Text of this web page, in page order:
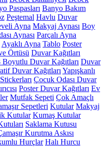
Paspasları Banyo Bakım
Peştemal Havlu Duvar
Ayna Makyaj Aynası Boy
Aynası Parçalı Ayna
Ayaklı Ayna Tablo Poster
Örtüsü Duvar Kağıtları
Boyutlu Duvar Kağıtları Duvar
Duvar Kağıtları Yapışkanlı
Çocuk Odası Duvar
Poster Duvar Kağıtları Ev
Mutfak Sepeti Çok Amaçlı
Sepetleri Kutular Makyaj
Kutular Kumaş Kutular
Saklama Kutusu
Kurutma Askısı
Hurçlar Halı Hurcu